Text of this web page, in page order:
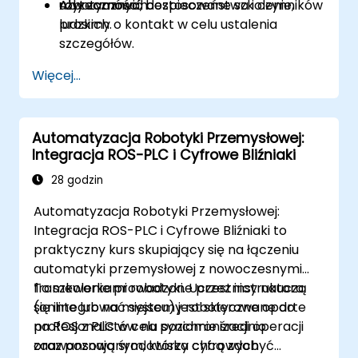
użyteczności, bezpieczeństwa i czynników
ludzkich.
robotycznych.
Aby zamówić dostosowane szkolenie,
prosimy o kontakt w celu ustalenia
szczegółów.
Więcej...
Automatyzacja Robotyki Przemysłowej:
Integracja ROS-PLC i Cyfrowe Bliźniaki
28 godzin
Automatyzacja Robotyki Przemysłowej:
Integracja ROS-PLC i Cyfrowe Bliźniaki to
praktyczny kurs skupiający się na łączeniu
automatyki przemysłowej z nowoczesnymi
frameworkami robotyki. Uczestnicy nauczą
się integrować systemy robotyczne oparte
na ROS z PLC w celu synchronizacji operacji
oraz poznają środowiska cyfrowych
To szkolenie prowadzone przez instruktora
(online lub na miejscu) jest skierowane do
profesjonalistów na poziomie średnio
zaawansowanym, którzy chcą zdobyć